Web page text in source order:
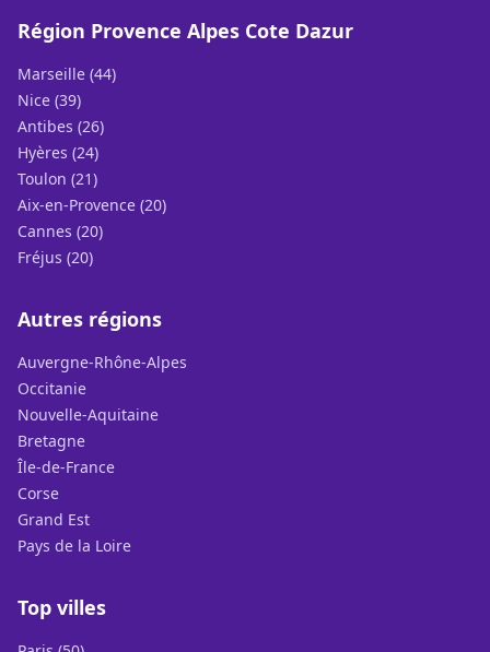
Région Provence Alpes Cote Dazur
Marseille (44)
Nice (39)
Antibes (26)
Hyères (24)
Toulon (21)
Aix-en-Provence (20)
Cannes (20)
Fréjus (20)
Autres régions
Auvergne-Rhône-Alpes
Occitanie
Nouvelle-Aquitaine
Bretagne
Île-de-France
Corse
Grand Est
Pays de la Loire
Top villes